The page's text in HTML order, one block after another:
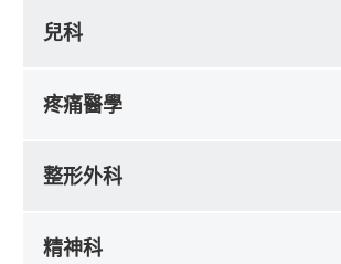
兒科
疼痛醫學
整形外科
精神科